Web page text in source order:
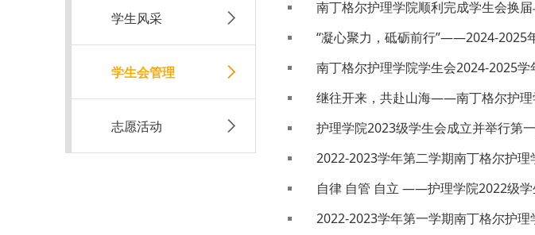
学生风采
学生会管理
志愿活动
南丁格尔护理学院顺利完成学生会换
“凝心聚力，砥砺前行”——2024-2025
南丁格尔护理学院学生会2024-2025
继往开来，共赴山海——南丁格尔护理
护理学院2023级学生会成立并举行第
2022-2023学年第二学期南丁格尔护
自律 自管 自立 ——护理学院2022级学
2022-2023学年第一学期南丁格尔护